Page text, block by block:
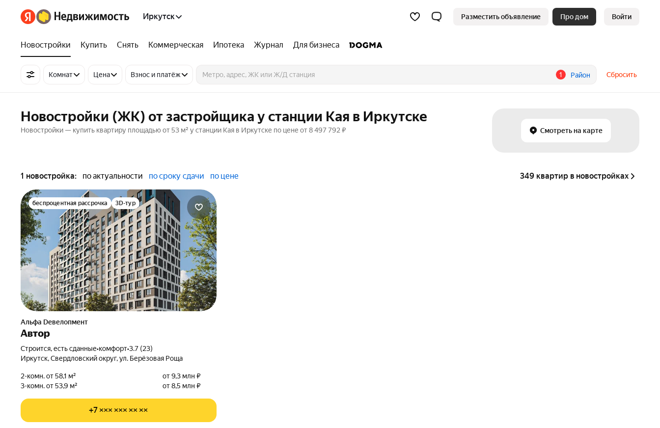
Иркутск Разместить объявление Про дом Войти
Новостройки Купить Снять Коммерческая Ипотека Журнал Для бизнеса
Комнат Цена Взнос и платёж 1 Район Сбросить
Новостройки (ЖК) от застройщика у станции Кая в Иркутске
Новостройки — купить квартиру площадью от 53 м² у станции Кая в Иркутске по цене от 8 497 792 ₽ Смотреть на карте
1 новостройка: по актуальности по сроку сдачи по цене 349 квартир в новостройках
беспроцентная рассрочка 3D-тур
альфа Dевелопмент
Автор
Строится, есть сданные•комфорт•3.7 (23)
Иркутск, Свердловский округ, ул. Берёзовая Роща
2-комн. от 58,1 м²
от 9,3 млн ₽
3-комн. от 53,9 м²
от 8,5 млн ₽
+7 ××× ××× ×× ××